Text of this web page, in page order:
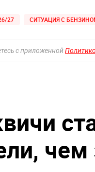
27 СИТУАЦИЯ С
с приложенной